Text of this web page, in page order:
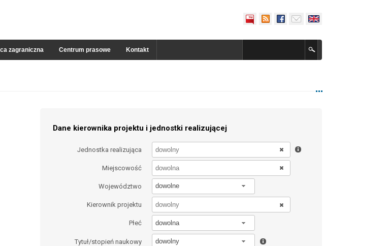
zagraniczna Centrum prasowe Kontakt
Dane kierownika projektu i jednostki realizującej
Jednostka realizująca
Miejscowość
Województwo dowolne
Kierownik projektu
Płeć dowolna
Tytuł/stopień naukowy dowolny